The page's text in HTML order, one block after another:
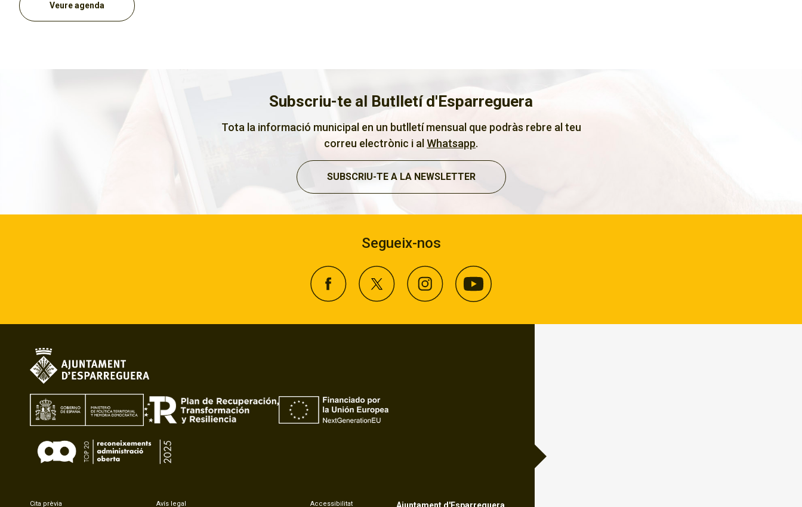
Veure agenda
Subscriu-te al Butlletí d'Esparreguera
Tota la informació municipal en un butlletí mensual que podràs rebre al teu
correu electrònic i al Whatsapp.
SUBSCRIU-TE A LA NEWSLETTER
Segueix-nos
Cita prèvia Avís legal Accessibilitat Ajuntament d'Esparreguera